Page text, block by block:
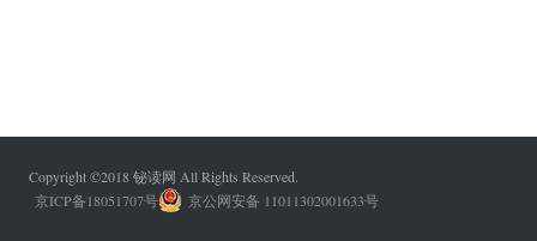
Copyright ©2018 铋读网 All Rights Reserved.
京ICP备18051707号
京公网安备 11011302001633号